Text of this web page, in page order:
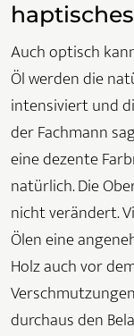
Auch optisch
Öl werden die
intensiviert und
der Fachmann
eine dezente
natürlich. Die
nicht verändert.
Ölen eine
Holz auch vor
durchaus den